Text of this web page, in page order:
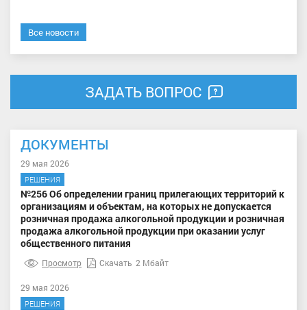
Все новости
ЗАДАТЬ ВОПРОС
ДОКУМЕНТЫ
29 мая 2026
РЕШЕНИЯ
№256 Об определении границ прилегающих территорий к
организациям и объектам, на которых не допускается
розничная продажа алкогольной продукции и розничная
продажа алкогольной продукции при оказании услуг
общественного питания
Просмотр Скачать 2 Мбайт
29 мая 2026
РЕШЕНИЯ